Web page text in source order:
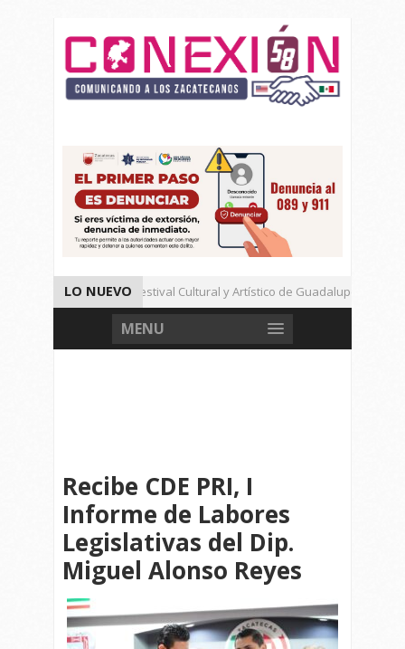
LO NUEVO
Un Cierre Exitoso Festival Cultural y Artístico de Guadalupe 2026
Llama Ulises Mejía a Cerrar Filas Con La Presidenta Sheinbaum
MENU
Recibe CDE PRI, I
Informe de Labores
Legislativas del Dip.
Miguel Alonso Reyes